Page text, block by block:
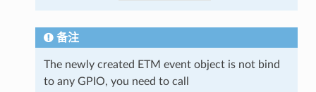
备注
The newly created ETM event object is not bind
to any GPIO, you need to call